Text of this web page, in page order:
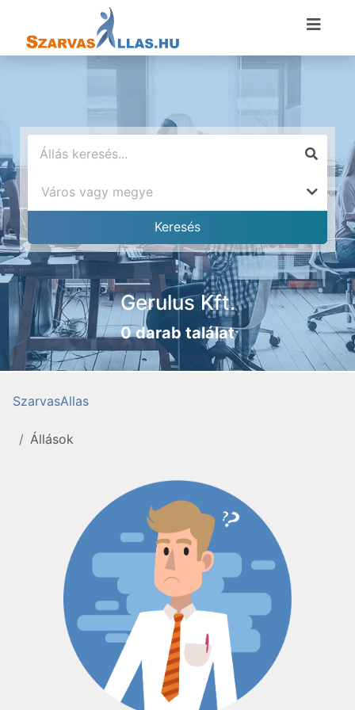
Gerulus Kft.
0 darab találat
SzarvasAllas
Állások